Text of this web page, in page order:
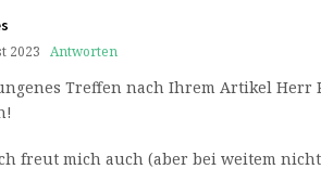
2023 Antworten
Treffen nach Ihrem Artikel Herr
freut mich auch (aber bei weitem